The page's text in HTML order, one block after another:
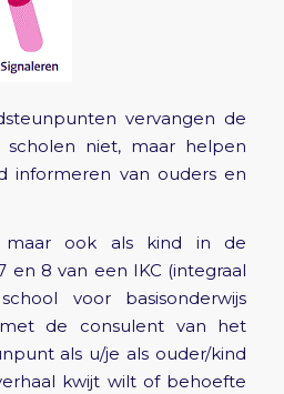
vervangen de
scholen niet, maar helpen
informeren van ouders en
ook als kind in de
en 8 van een IKC (integraal
voor basisonderwijs
de consulent van het
als u/je als ouder/kind
kwijt wilt of behoefte